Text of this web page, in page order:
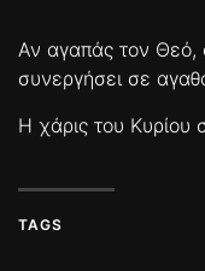
Αν αγαπάς τον Θεό,
συνεργήσει σε
Η χάρις του Κυρίου
TAGS